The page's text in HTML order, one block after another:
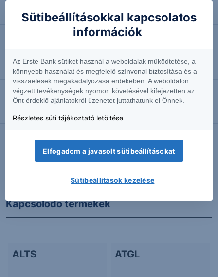
Richter: várttól elmaradó második negyedéves
eredmény
Évtizedes mélyponton az infláció
Vezető makrogazdasági elemző
2026.08.07. 09:18
Erős lett a MOL második negyedéve
További Erste elemzések
Kapcsolódó termékek
ALTS ATGL
Sütibeállításokkal kapcsolatos
információk
Az Erste Bank sütiket használ a weboldalak működtetése, a
könnyebb használat és megfelelő színvonal biztosítása és a
visszaélések megakadályozása érdekében. A weboldalon
végzett tevékenységek nyomon követésével kifejezetten az
Önt érdeklő ajánlatokról üzenetet juttathatunk el Önnek.
Részletes süti tájékoztató letöltése
Elfogadom a javasolt sütibeállításokat
Sütibeállítások kezelése